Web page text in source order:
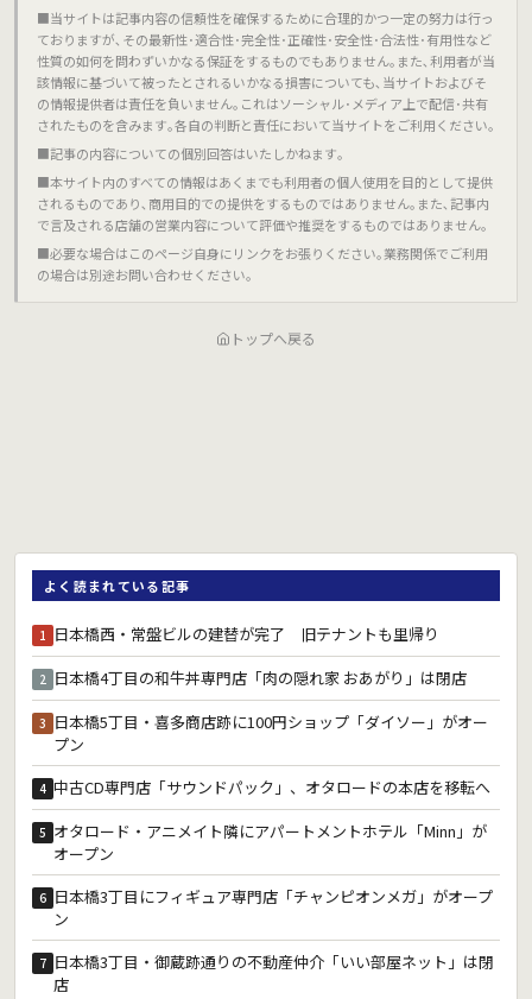
■当サイトは記事内容の信頼性を確保するために合理的かつ一定の努力は行っ
ておりますが､その最新性･適合性･完全性･正確性･安全性･合法性･有用性など
性質の如何を問わずいかなる保証をするものでもありません｡また､利用者が当
該情報に基づいて被ったとされるいかなる損害についても､当サイトおよびそ
の情報提供者は責任を負いません｡これはソーシャル･メディア上で配信･共有
されたものを含みます｡各自の判断と責任において当サイトをご利用ください｡
■記事の内容についての個別回答はいたしかねます｡
■本サイト内のすべての情報はあくまでも利用者の個人使用を目的として提供
されるものであり､商用目的での提供をするものではありません｡また､記事内
で言及される店舗の営業内容について評価や推奨をするものではありません｡
■必要な場合はこのページ自身にリンクをお張りください｡業務関係でご利用
の場合は別途お問い合わせください｡
トップへ戻る
よく読まれている記事
1 日本橋西・常盤ビルの建替が完了 旧テナントも里帰り
2 日本橋4丁目の和牛丼専門店「肉の隠れ家 おあがり」は閉店
3 日本橋5丁目・喜多商店跡に100円ショップ「ダイソー」がオー
プン
4 中古CD専門店「サウンドパック」、オタロードの本店を移転へ
5 オタロード・アニメイト隣にアパートメントホテル「Minn」が
オープン
6 日本橋3丁目にフィギュア専門店「チャンピオンメガ」がオープ
ン
7 日本橋3丁目・御蔵跡通りの不動産仲介「いい部屋ネット」は閉
店